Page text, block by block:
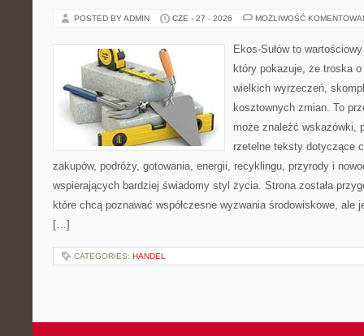
POSTED BY ADMIN CZE - 27 - 2026 MOŻLIWOŚĆ
Ekos-Sułów to
który pokazuje, że troska
wielkich wyrzeczeń,
kosztownych zmian. To
może znaleźć wskazówki,
rzetelne teksty dotyczące
zakupów, podróży, gotowania, energii, recyklingu, przyrody i
wspierających bardziej świadomy styl życia. Strona została
które chcą poznawać współczesne wyzwania środowiskowe, ale
[…]
CATEGORIES: HANDEL